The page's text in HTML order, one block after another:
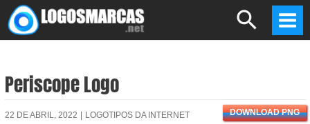
Skip
to
Search
Periscope Logo
22 DE ABRIL, 2022 LOGOTIPOS DA INTERNET DOWNLOAD PNG